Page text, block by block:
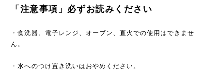
「注意事項」必ずお読みください
・食洗器、電子レンジ、オーブン、直火での使用はできませ
ん。
・水へのつけ置き洗いはおやめください。